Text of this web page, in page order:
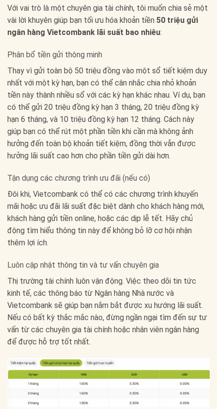
Với vai trò là một chuyên gia tài chính, tôi muốn chia sẻ một
vài lời khuyên giúp bạn tối ưu hóa khoản tiền 50 triệu gửi
ngân hàng Vietcombank lãi suất bao nhiêu:
Phân bổ tiền gửi thông minh
Thay vì gửi toàn bộ 50 triệu đồng vào một sổ tiết kiệm duy
nhất với một kỳ hạn, bạn có thể cân nhắc chia nhỏ khoản
tiền này thành nhiều sổ với các kỳ hạn khác nhau. Ví dụ, bạn
có thể gửi 20 triệu đồng kỳ hạn 3 tháng, 20 triệu đồng kỳ
hạn 6 tháng, và 10 triệu đồng kỳ hạn 12 tháng. Cách này
giúp bạn có thể rút một phần tiền khi cần mà không ảnh
hưởng đến toàn bộ khoản tiết kiệm, đồng thời vẫn được
hưởng lãi suất cao hơn cho phần tiền gửi dài hơn.
Tận dụng các chương trình ưu đãi (nếu có)
Đôi khi, Vietcombank có thể có các chương trình khuyến
mãi hoặc ưu đãi lãi suất đặc biệt dành cho khách hàng mới,
khách hàng gửi tiền online, hoặc các dịp lễ tết. Hãy chủ
động tìm hiểu thông tin này để không bỏ lỡ cơ hội nhận
thêm lợi ích.
Luôn cập nhật thông tin và tư vấn chuyên gia
Thị trường tài chính luôn vận động. Việc theo dõi tin tức
kinh tế, các thông báo từ Ngân hàng Nhà nước và
Vietcombank sẽ giúp bạn nắm bắt được xu hướng lãi suất.
Nếu có bất kỳ thắc mắc nào, đừng ngần ngại tìm đến sự tư
vấn từ các chuyên gia tài chính hoặc nhân viên ngân hàng
để được hỗ trợ tốt nhất.